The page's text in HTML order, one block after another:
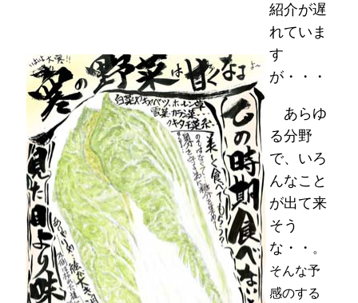
紹介が遅
れていま
す
が・・・
あらゆ
る分野
で、いろ
んなこと
が出て来
そう
な・・ 。
そんな予
感のする